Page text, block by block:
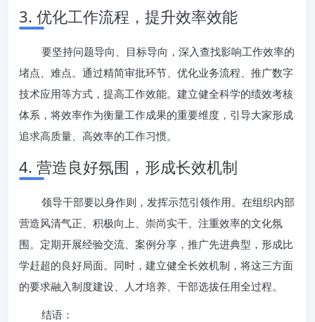
3. 优化工作流程，提升效率效能
要坚持问题导向、目标导向，深入查找影响工作效率的
堵点、难点。通过精简审批环节、优化业务流程、推广数字
技术应用等方式，提高工作效能。建立健全科学的绩效考核
体系，将效率作为衡量工作成果的重要维度，引导大家形成
追求高质量、高效率的工作习惯。
4. 营造良好氛围，形成长效机制
领导干部要以身作则，发挥示范引领作用。在组织内部
营造风清气正、积极向上、崇尚实干、注重效率的文化氛
围。定期开展经验交流、案例分享，推广先进典型，形成比
学赶超的良好局面。同时，建立健全长效机制，将这三方面
的要求融入制度建设、人才培养、干部选拔任用全过程。
结语：